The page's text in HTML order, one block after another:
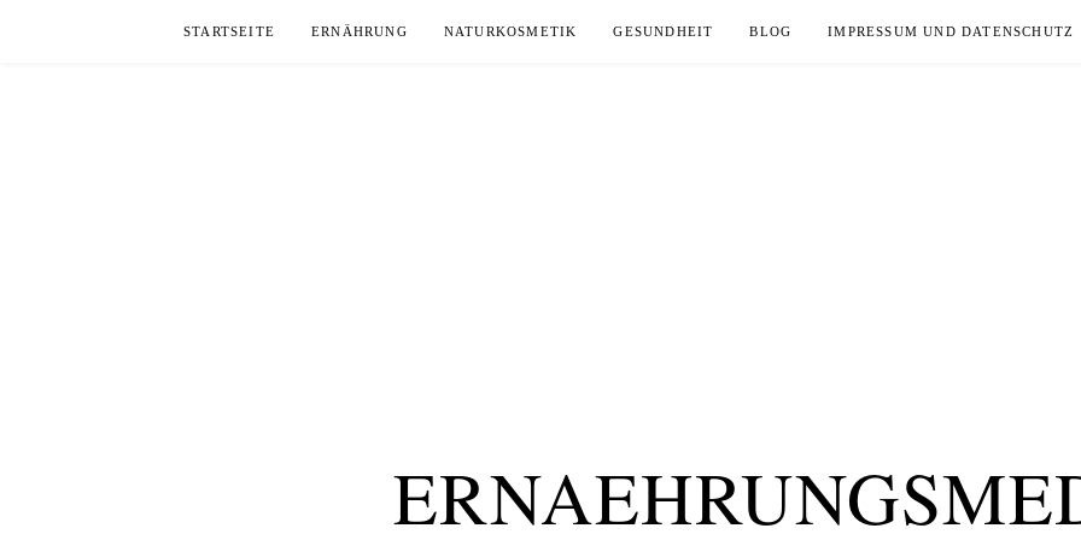
STARTSEITE ERNÄHRUNG NATURKOSMETIK GESUNDHEIT BLOG IMPRESSUM UND DATENSCHUTZ